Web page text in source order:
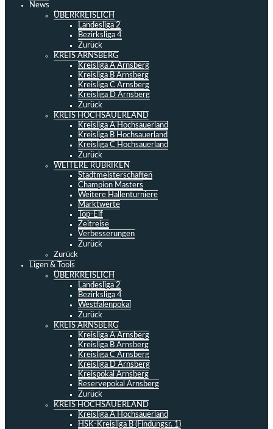
News
ÜBERKREISLICH
Landesliga 2
Bezirksliga 4
Zurück
KREIS ARNSBERG
Kreisliga A Arnsberg
Kreisliga B Arnsberg
Kreisliga C Arnsberg
Kreisliga D Arnsberg
Zurück
KREIS HOCHSAUERLAND
Kreisliga A Hochsauerland
Kreisliga B Hochsauerland
Kreisliga C Hochsauerland
Zurück
WEITERE RUBRIKEN
Stadtmeisterschaften
Champion Masters
Weitere Hallenturniere
Marktwerte
Top-Elf
Zeitreise
Verbesserungen
Zurück
Zurück
Ligen & Tools
ÜBERKREISLICH
Landesliga 2
Bezirksliga 4
Westfalenpokal
Zurück
KREIS ARNSBERG
Kreisliga A Arnsberg
Kreisliga B Arnsberg
Kreisliga C Arnsberg
Kreisliga D Arnsberg
Kreispokal Arnsberg
Reservepokal Arnsberg
Zurück
KREIS HOCHSAUERLAND
Kreisliga A Hochsauerland
HSK-Kreisliga B (Findungsr. 1)